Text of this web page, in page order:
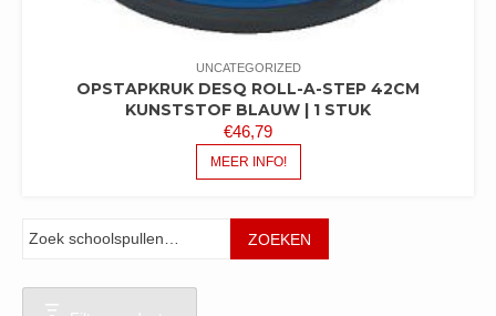
UNCATEGORIZED
OPSTAPKRUK DESQ ROLL-A-STEP 42CM
KUNSTSTOF BLAUW | 1 STUK
€46,79
MEER INFO!
ZOEKEN